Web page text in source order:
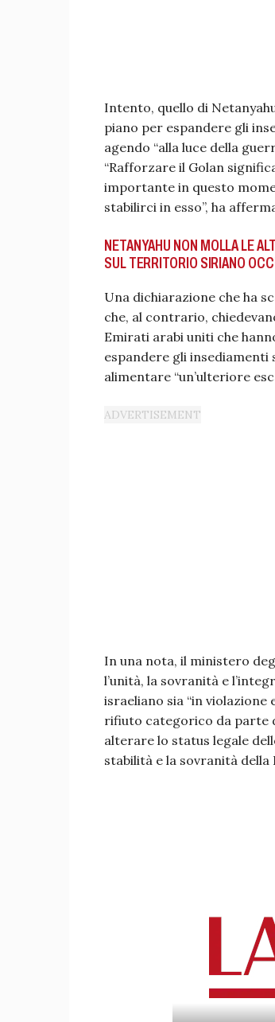
Intento, quello di
piano per espandere gli
agendo “alla luce della
“Rafforzare il Golan
importante in questo
stabilirci in esso”, ha
NETANYAHU NON MOLLA LE
SUL TERRITORIO SIRIANO
Una dichiarazione che ha
che, al contrario,
Emirati arabi uniti che
espandere gli insediamenti
alimentare “un’ulteriore
In una nota, il ministero
l’unità, la sovranità e
israeliano sia “in
rifiuto categorico da parte
alterare lo status legale
stabilità e la sovranità della